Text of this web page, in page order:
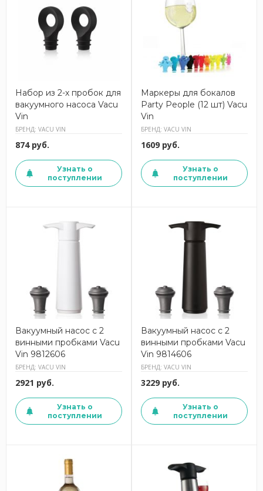
Набор из 2-х пробок для
вакуумного насоса Vacu
Vin
БРЕНД: VACU VIN
874 руб.
Узнать о
поступлении
Маркеры для бокалов
Party People (12 шт) Vacu
Vin
БРЕНД: VACU VIN
1609 руб.
Узнать о
поступлении
Вакуумный насос с 2
винными пробками Vacu
Vin 9812606
БРЕНД: VACU VIN
2921 руб.
Узнать о
поступлении
Вакуумный насос с 2
винными пробками Vacu
Vin 9814606
БРЕНД: VACU VIN
3229 руб.
Узнать о
поступлении